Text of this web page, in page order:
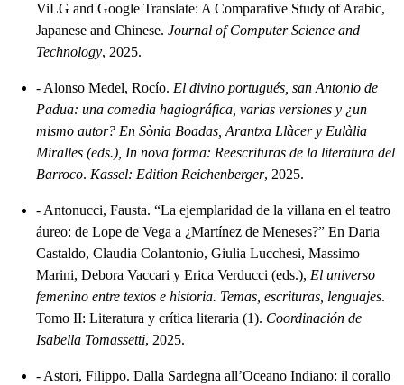
ViLG and Google Translate: A Comparative Study of Arabic,
Japanese and Chinese. Journal of Computer Science and
Technology, 2025.
- Alonso Medel, Rocío. El divino portugués, san Antonio de
Padua: una comedia hagiográfica, varias versiones y ¿un
mismo autor? En Sònia Boadas, Arantxa Llàcer y Eulàlia
Miralles (eds.), In nova forma: Reescrituras de la literatura del
Barroco. Kassel: Edition Reichenberger, 2025.
- Antonucci, Fausta. “La ejemplaridad de la villana en el teatro
áureo: de Lope de Vega a ¿Martínez de Meneses?” En Daria
Castaldo, Claudia Colantonio, Giulia Lucchesi, Massimo
Marini, Debora Vaccari y Erica Verducci (eds.), El universo
femenino entre textos e historia. Temas, escrituras, lenguajes.
Tomo II: Literatura y crítica literaria (1). Coordinación de
Isabella Tomassetti, 2025.
- Astori, Filippo. Dalla Sardegna all’Oceano Indiano: il corallo